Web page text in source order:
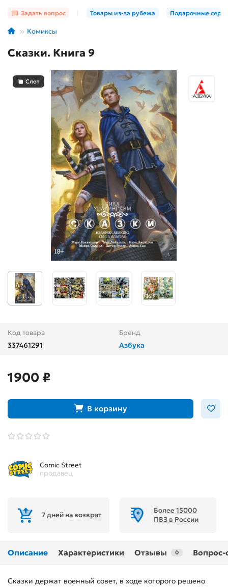
Задать вопрос Товары из-за рубежа Подарочные
Комиксы
Сказки. Книга 9
Слот
Код товара
337461291
Бренд
Азбука
1900 ₽
В корзину
Comic Street
продавец
7 дней на возврат
Более 15000
ПВЗ в России
Описание Характеристики Отзывы 0 Вопрос-
Сказки держат военный совет, в ходе которого решено